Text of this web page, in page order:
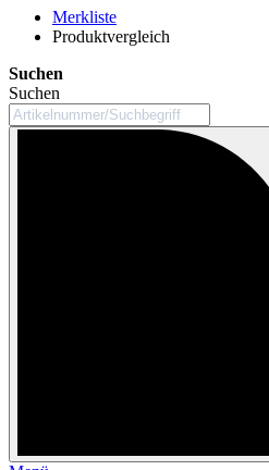
Merkliste
Produktvergleich
Suchen
Suchen